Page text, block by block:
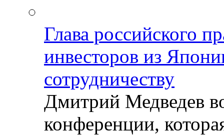
Глава российского
инвесторов из
сотрудничеству
Дмитрий Медведев
конференции,